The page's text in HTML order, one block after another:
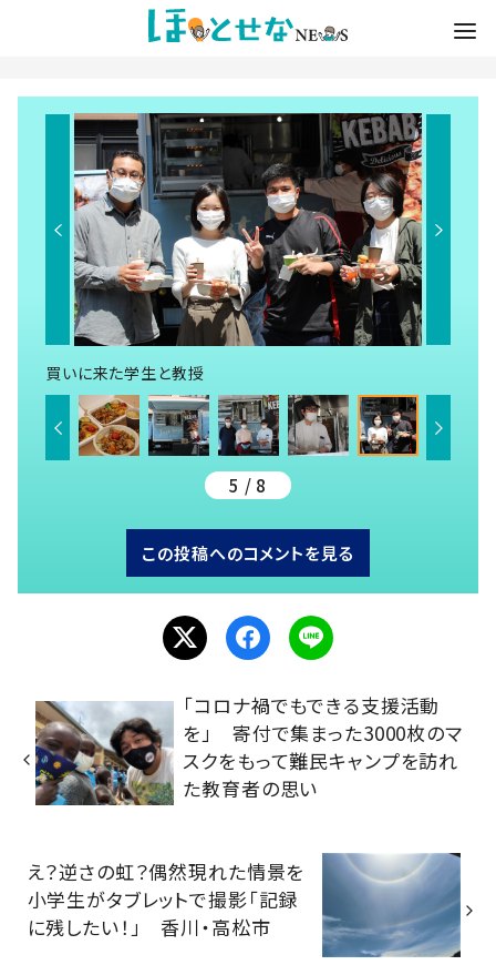
買いに来た学生と教授
5 / 8
この投稿へのコメントを見る
「コロナ禍でもできる支援活動
を」 寄付で集まった3000枚のマ
スクをもって難民キャンプを訪れ
た教育者の思い
え？逆さの虹？偶然現れた情景を
小学生がタブレットで撮影「記録
に残したい！」 香川・高松市